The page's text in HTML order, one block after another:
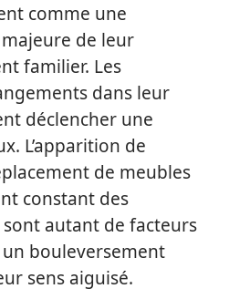
comme une
de leur
familier. Les
dans leur
déclencher une
L’apparition de
de meubles
constant des
autant de facteurs
bouleversement
sens aiguisé.